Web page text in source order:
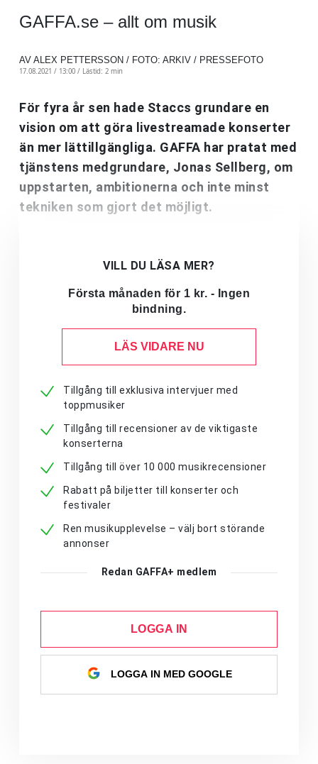
GAFFA.se – allt om musik
AV ALEX PETTERSSON / FOTO: ARKIV / PRESSEFOTO
17.08.2021 / 13:00 / Lästid: 2 min
För fyra år sen hade Staccs grundare en
vision om att göra livestreamade konserter
än mer lättillgängliga. GAFFA har pratat med
tjänstens medgrundare, Jonas Sellberg, om
uppstarten, ambitionerna och inte minst
tekniken som gjort det möjligt.
VILL DU LÄSA MER?
Första månaden för 1 kr. - Ingen
bindning.
LÄS VIDARE NU
Tillgång till exklusiva intervjuer med
toppmusiker
Tillgång till recensioner av de viktigaste
konserterna
Tillgång till över 10 000 musikrecensioner
Rabatt på biljetter till konserter och
festivaler
Ren musikupplevelse – välj bort störande
annonser
Redan GAFFA+ medlem
LOGGA IN
LOGGA IN MED GOOGLE